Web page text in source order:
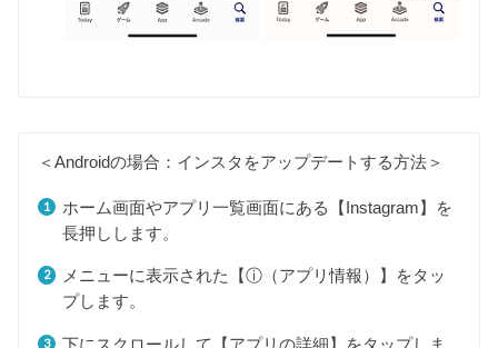
＜Androidの場合：インスタをアップデートする方法＞
ホーム画面やアプリ一覧画面にある【Instagram】を
長押しします。
メニューに表示された【ⓘ（アプリ情報）】をタッ
プします。
下にスクロールして【アプリの詳細】をタップしま